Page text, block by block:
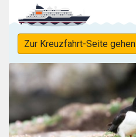
Zur Kreuzfahrt-Seite gehen